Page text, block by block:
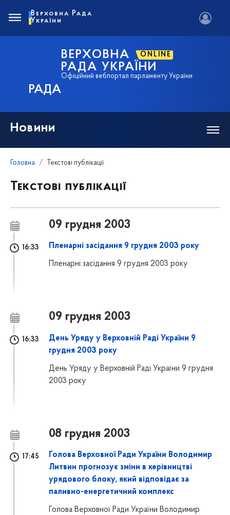
РАДА
ВЕРХОВНА ONLINE
РАДА УКРАЇНИ
Офіційний вебпортал парламенту України
Верховна Рада
України
Новини
Головна Текстові публікації
Текстові публікації
09 грудня 2003
16:33 Пленарні засідання 9 грудня 2003 року
Пленарні засідання 9 грудня 2003 року
09 грудня 2003
16:33
День Уряду у Верховній Раді України 9
грудня 2003 року
День Уряду у Верховній Раді України 9 грудня
2003 року
08 грудня 2003
17:45
Голова Верховної Ради України Володимир
Литвин прогнозує зміни в керівництві
урядового блоку, який відповідає за
паливно-енергетичний комплекс
Голова Верховної Ради України Володимир